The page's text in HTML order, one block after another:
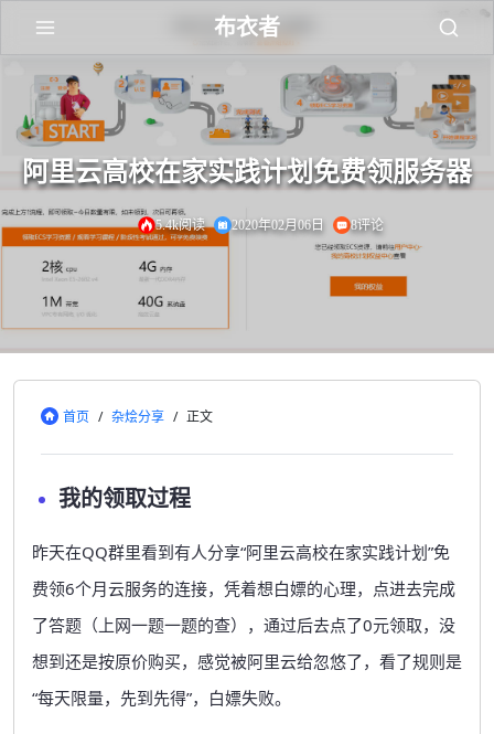
布衣者
阿里云高校在家实践计划免费领服务器
5.4k阅读 2020年02月06日 8评论
首页 / 杂烩分享 / 正文
我的领取过程
昨天在QQ群里看到有人分享“阿里云高校在家实践计划”免
费领6个月云服务的连接，凭着想白嫖的心理，点进去完成
了答题（上网一题一题的查），通过后去点了0元领取，没
想到还是按原价购买，感觉被阿里云给忽悠了，看了规则是
“每天限量，先到先得”，白嫖失败。